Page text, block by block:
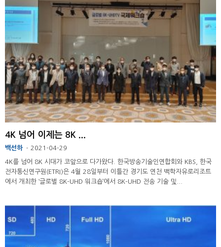
4K 넘어 이제는 8K ...
백선하 - 2021-04-29
4K를 넘어 8K 시대가 코앞으로 다가왔다. 한국방송기술인연합회와 KBS, 한국
전자통신연구원(ETRI)은 4월 28일부터 이틀간 경기도 연천 백학자유로리조트
에서 개최한 ‘글로벌 8K-UHD 워크숍’에서 8K-UHD 전송 기술 및...